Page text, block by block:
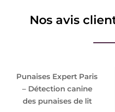
Nos avis
Punaises Expert Paris
– Détection canine
des punaises de lit